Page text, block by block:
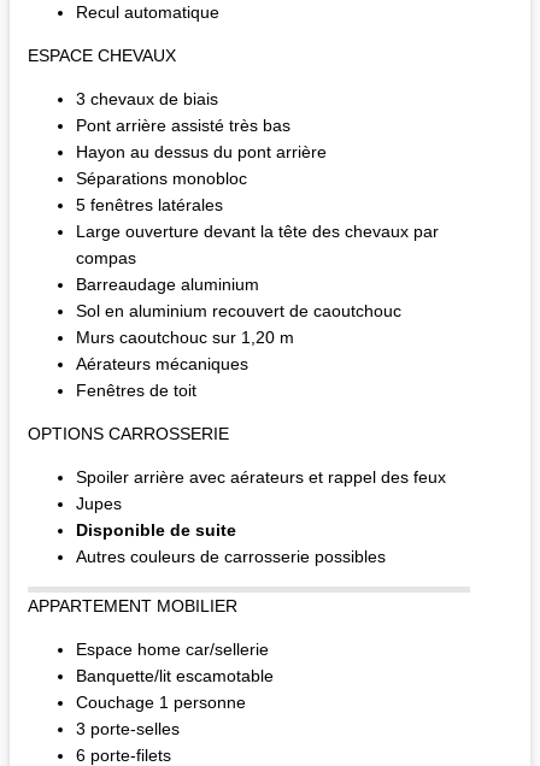
Recul automatique
ESPACE CHEVAUX
3 chevaux de biais
Pont arrière assisté très bas
Hayon au dessus du pont arrière
Séparations monobloc
5 fenêtres latérales
Large ouverture devant la tête des chevaux par
compas
Barreaudage aluminium
Sol en aluminium recouvert de caoutchouc
Murs caoutchouc sur 1,20 m
Aérateurs mécaniques
Fenêtres de toit
OPTIONS CARROSSERIE
Spoiler arrière avec aérateurs et rappel des feux
Jupes
Disponible de suite
Autres couleurs de carrosserie possibles
APPARTEMENT MOBILIER
Espace home car/sellerie
Banquette/lit escamotable
Couchage 1 personne
3 porte-selles
6 porte-filets